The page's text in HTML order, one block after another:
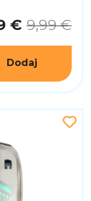
€ 9,99 €
Dodaj